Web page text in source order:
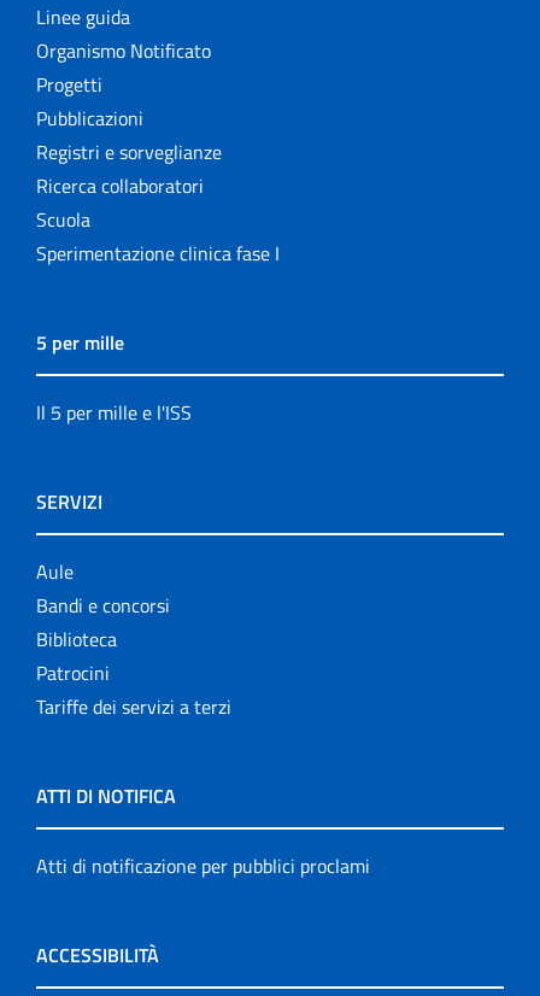
Linee guida
Organismo Notificato
Progetti
Pubblicazioni
Registri e sorveglianze
Ricerca collaboratori
Scuola
Sperimentazione clinica fase I
5 per mille
Il 5 per mille e l'ISS
SERVIZI
Aule
Bandi e concorsi
Biblioteca
Patrocini
Tariffe dei servizi a terzi
ATTI DI NOTIFICA
Atti di notificazione per pubblici proclami
ACCESSIBILITÀ